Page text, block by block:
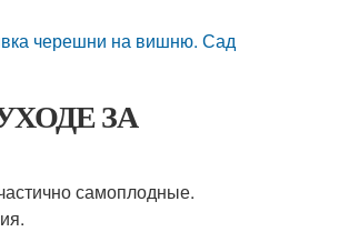
черешни на вишню. Сад
ЗА
самоплодные.